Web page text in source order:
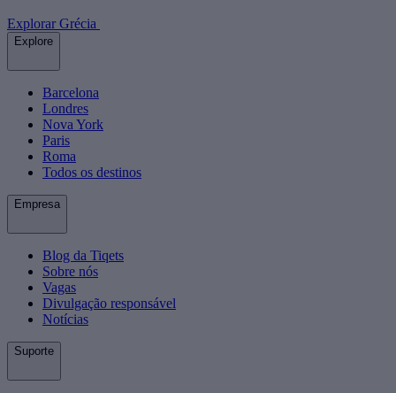
Explorar Grécia
Explore
Barcelona
Londres
Nova York
Paris
Roma
Todos os destinos
Empresa
Blog da Tiqets
Sobre nós
Vagas
Divulgação responsável
Notícias
Suporte